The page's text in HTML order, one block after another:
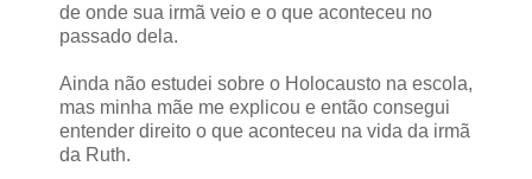
de onde sua irmã veio e o que aconteceu no
passado dela.
Ainda não estudei sobre o Holocausto na escola,
mas minha mãe me explicou e então consegui
entender direito o que aconteceu na vida da irmã
da Ruth.